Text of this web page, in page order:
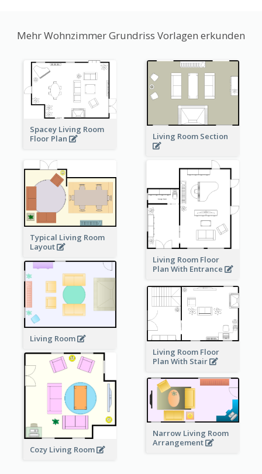
Mehr Wohnzimmer Grundriss Vorlagen erkunden
Spacey Living Room
Floor Plan
Living Room Section
Typical Living Room
Layout
Living Room Floor
Plan With Entrance
Living Room
Living Room Floor
Plan With Stair
Cozy Living Room
Narrow Living Room
Arrangement